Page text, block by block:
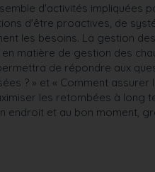
d'activités impliquées
d'être proactives, de
les besoins. La gestion
matière de gestion des
de répondre aux
? » et « Comment
les retombées à
endroit et au bon moment,